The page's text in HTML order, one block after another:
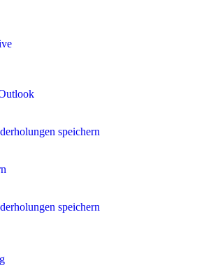
speichern
speichern